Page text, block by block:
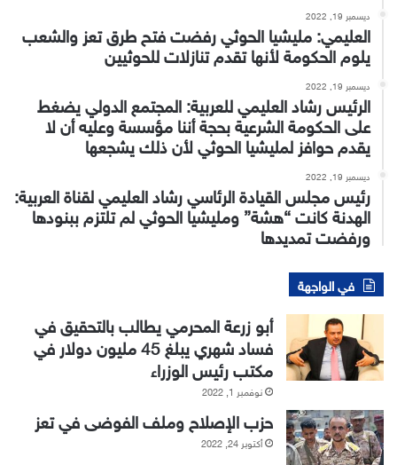
ديسمبر 19, 2022
العليمي: مليشيا الحوثي رفضت فتح طرق تعز والشعب
يلوم الحكومة لأنها تقدم تنازلات للحوثيين
ديسمبر 19, 2022
الرئيس رشاد العليمي للعربية: المجتمع الدولي يضغط
على الحكومة الشرعية بحجة أننا مؤسسة وعليه أن لا
يقدم حوافز لمليشيا الحوثي لأن ذلك يشجعها
ديسمبر 19, 2022
رئيس مجلس القيادة الرئاسي رشاد العليمي لقناة العربية:
الهدنة كانت “هشة” ومليشيا الحوثي لم تلتزم ببنودها
ورفضت تمديدها
في الواجهة
أبو زرعة المحرمي يطالب بالتحقيق في
فساد شهري يبلغ 45 مليون دولار في
مكتب رئيس الوزراء
نوفمبر 1, 2022
حزب الإصلاح وملف الفوضى في تعز
أكتوبر 24, 2022